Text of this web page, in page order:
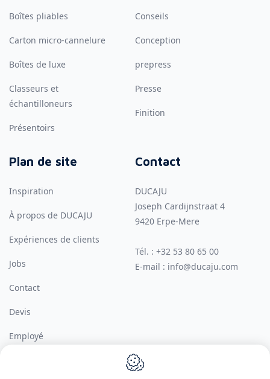
Boîtes pliables
Carton micro-cannelure
Boîtes de luxe
Classeurs et
échantilloneurs
Présentoirs
Conseils
Conception
prepress
Presse
Finition
Plan de site
Inspiration
À propos de DUCAJU
Expériences de clients
Jobs
Contact
Devis
Employé
Contact
DUCAJU
Joseph Cardijnstraat 4
9420 Erpe-Mere
Tél. : +32 53 80 65 00
E-mail : info@ducaju.com